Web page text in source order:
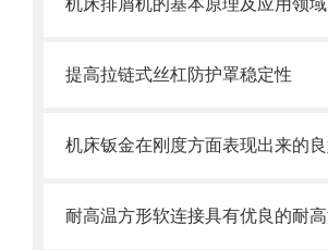
机床排屑机的基本原理及应用领域
提高拉链式丝杠防护罩稳定性